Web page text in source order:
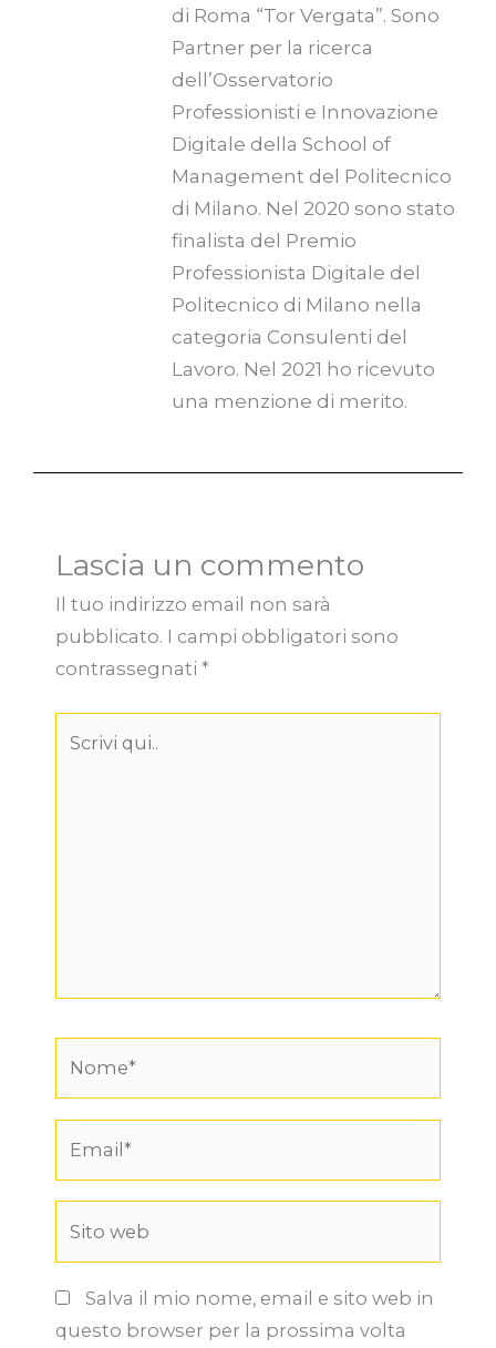
di Roma “Tor Vergata”. Sono
Partner per la ricerca
dell’Osservatorio
Professionisti e Innovazione
Digitale della School of
Management del Politecnico
di Milano. Nel 2020 sono stato
finalista del Premio
Professionista Digitale del
Politecnico di Milano nella
categoria Consulenti del
Lavoro. Nel 2021 ho ricevuto
una menzione di merito.
Lascia un commento
Il tuo indirizzo email non sarà
pubblicato. I campi obbligatori sono
contrassegnati *
Salva il mio nome, email e sito web in
questo browser per la prossima volta